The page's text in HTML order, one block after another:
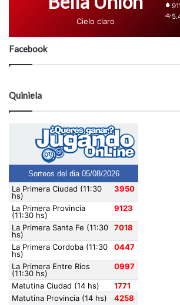
Cielo claro
Facebook
Quiniela